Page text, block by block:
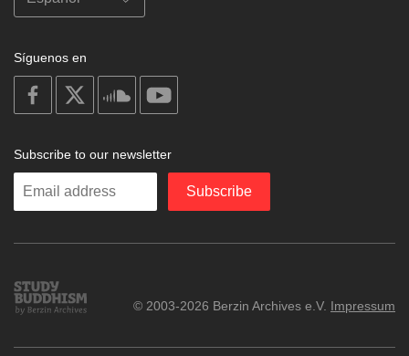
Síguenos en
on
facebook
soundcloud
Subscribe to our newsletter
Enter
Subscribe
Study
Buddhism
© 2003-2026 Berzin Archives e.V. Impressum